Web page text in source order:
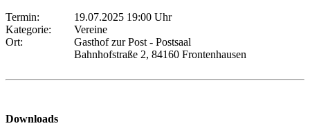
Termin:
19.07.2025 19:00 Uhr
Kategorie:
Vereine
Ort:
Gasthof zur Post - Postsaal
Bahnhofstraße 2, 84160 Frontenhausen
Downloads